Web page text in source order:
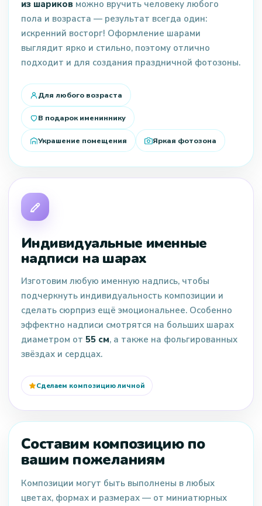
из шариков можно вручить человеку любого
пола и возраста — результат всегда один:
искренний восторг! Оформление шарами
выглядит ярко и стильно, поэтому отлично
подходит и для создания праздничной фотозоны.
Для любого возраста
В подарок имениннику
Украшение помещения Яркая фотозона
Индивидуальные именные
надписи на шарах
Изготовим любую именную надпись, чтобы
подчеркнуть индивидуальность композиции и
сделать сюрприз ещё эмоциональнее. Особенно
эффектно надписи смотрятся на больших шарах
диаметром от 55 см, а также на фольгированных
звёздах и сердцах.
Сделаем композицию личной
Составим композицию по
вашим пожеланиям
Композиции могут быть выполнены в любых
цветах, формах и размерах — от миниатюрных